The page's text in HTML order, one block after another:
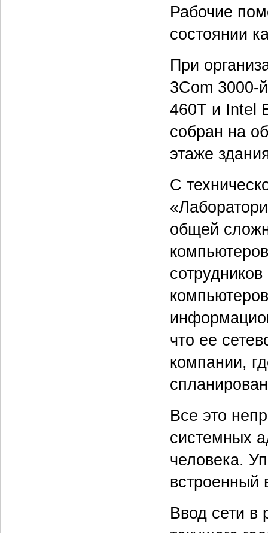
Рабочие
состоянии
При
3Com 3000-
460T и Intel
собран на
этаже
С
общей
что ее
компании,
Все это
системных
человека.
встроенный
Ввод сети в